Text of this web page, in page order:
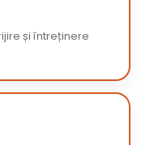
și întreținere